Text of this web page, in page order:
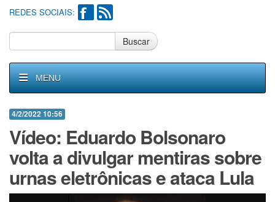
REDES SOCIAIS:
Buscar
MENU
4/2/2022 10:56
Vídeo: Eduardo Bolsonaro
volta a divulgar mentiras sobre
urnas eletrônicas e ataca Lula